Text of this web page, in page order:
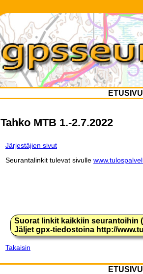
ETUSIVU
Tahko MTB 1.-2.7.2022
Järjestäjien sivut
Seurantalinkit tulevat sivulle
Suorat linkit kaikkiin seurantoihin
Jäljet gpx-tiedostoina http://
Takaisin
ETUSIVU